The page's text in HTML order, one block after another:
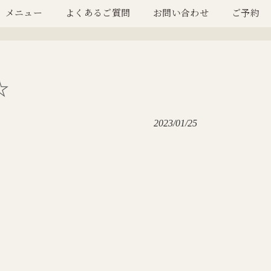
メニュー よくあるご質問 お問い合わせ ご予約
2023/01/25